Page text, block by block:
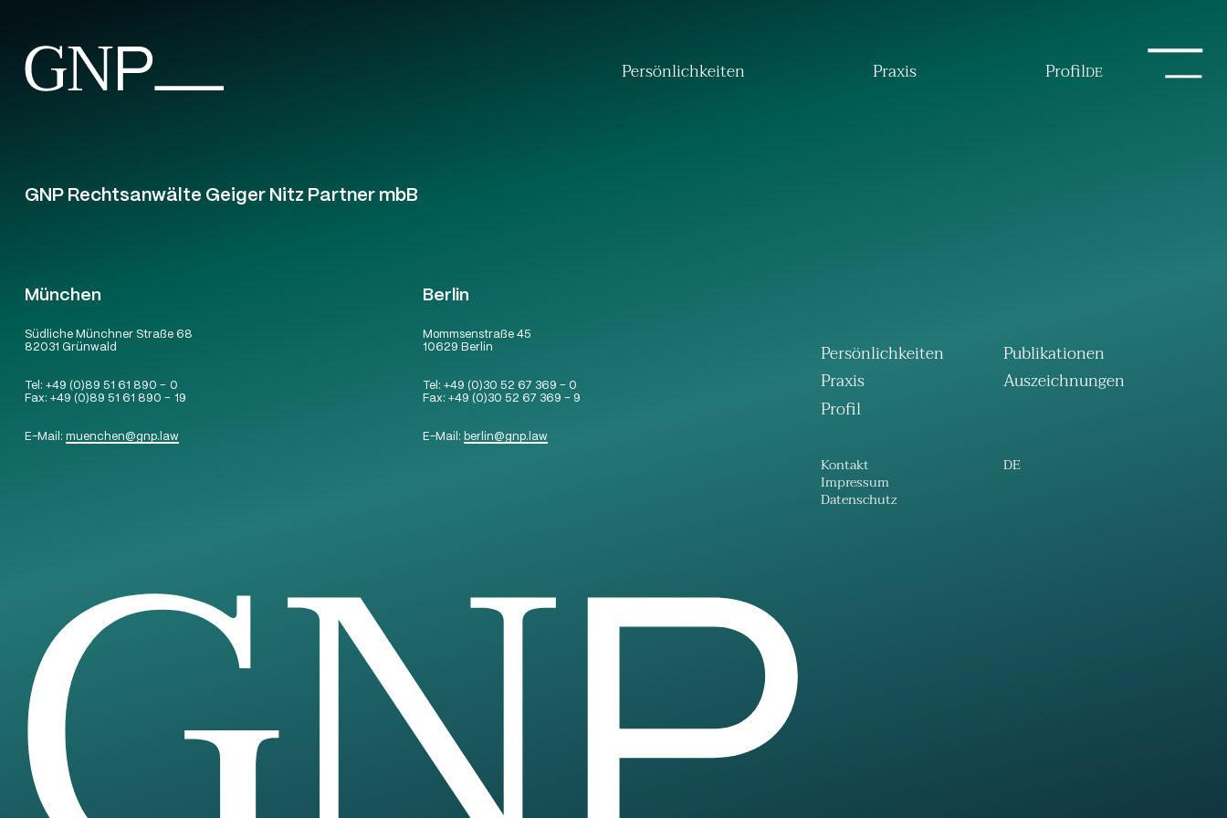
Persönlichkeiten Praxis ProfilDE
GNP Rechtsanwälte Geiger Nitz Partner mbB
München
Südliche Münchner Straße 68
82031 Grünwald
Tel:+49 (0)89 51 61 890 – 0
Fax:+49 (0)89 51 61 890 – 19
E-Mail:muenchen@gnp.law
Berlin
Mommsenstraße 45
10629 Berlin
Tel: +49 (0)30 52 67 369 – 0
Fax: +49 (0)30 52 67 369 – 9
E-Mail: berlin@gnp.law
Persönlichkeiten
Praxis
Profil
Kontakt
Impressum
Datenschutz
Publikationen
Auszeichnungen
DE